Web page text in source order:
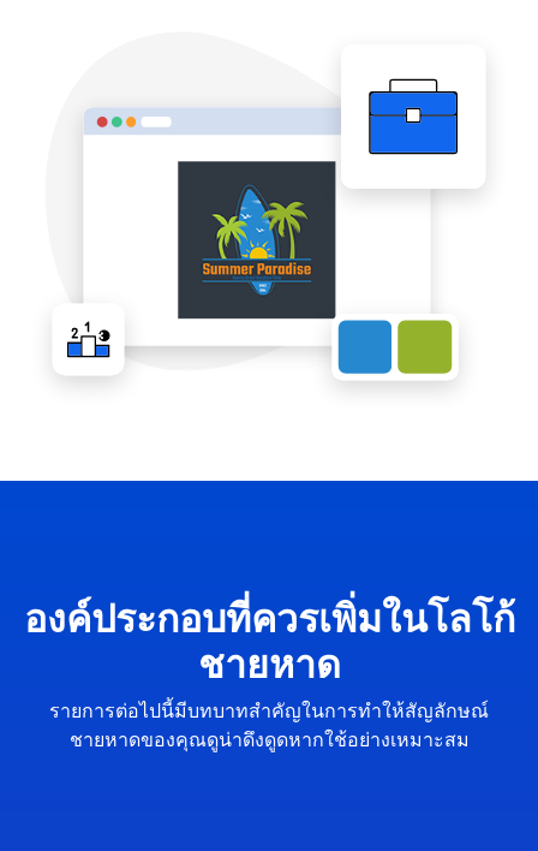
องค์ประกอบที่ควรเพิ่มในโลโก้
ชายหาด
รายการต่อไปนี้มีบทบาทสำคัญในการทำให้สัญลักษณ์
ชายหาดของคุณดูน่าดึงดูดหากใช้อย่างเหมาะสม